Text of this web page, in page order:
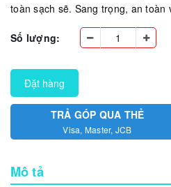
toàn sạch sẽ. Sang trọng, an toàn
Số lượng:
Đặt hàng
TRẢ GÓP QUA THẺ
Visa, Master, JCB
Mô tả